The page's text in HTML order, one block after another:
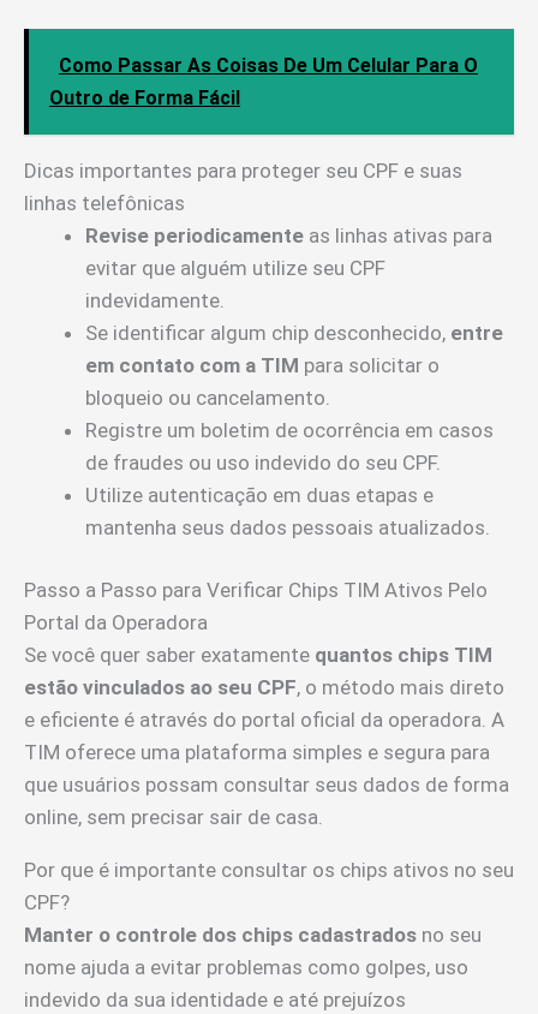
Como Passar As Coisas De Um Celular Para O
Outro de Forma Fácil
Dicas importantes para proteger seu CPF e suas
linhas telefônicas
Revise periodicamente as linhas ativas para
evitar que alguém utilize seu CPF
indevidamente.
Se identificar algum chip desconhecido, entre
em contato com a TIM para solicitar o
bloqueio ou cancelamento.
Registre um boletim de ocorrência em casos
de fraudes ou uso indevido do seu CPF.
Utilize autenticação em duas etapas e
mantenha seus dados pessoais atualizados.
Passo a Passo para Verificar Chips TIM Ativos Pelo
Portal da Operadora
Se você quer saber exatamente quantos chips TIM
estão vinculados ao seu CPF, o método mais direto
e eficiente é através do portal oficial da operadora. A
TIM oferece uma plataforma simples e segura para
que usuários possam consultar seus dados de forma
online, sem precisar sair de casa.
Por que é importante consultar os chips ativos no seu
CPF?
Manter o controle dos chips cadastrados no seu
nome ajuda a evitar problemas como golpes, uso
indevido da sua identidade e até prejuízos